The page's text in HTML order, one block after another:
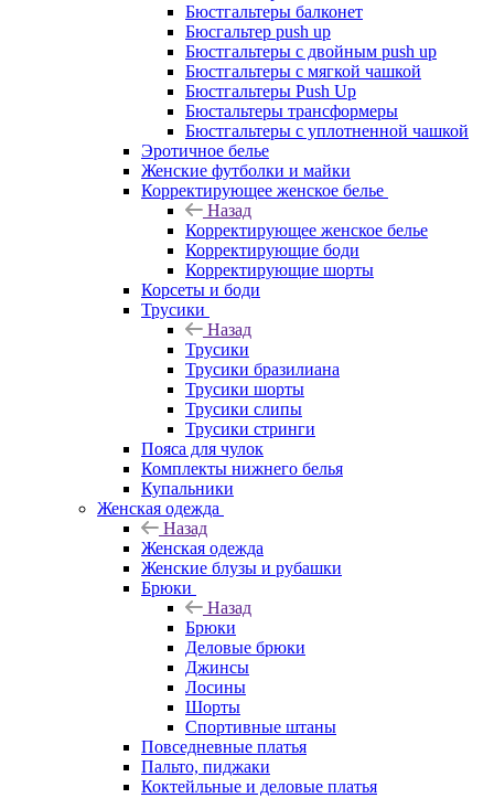
Бюстгальтеры балконет
Бюсгальтер push up
Бюстгальтеры с двойным push up
Бюстгальтеры с мягкой чашкой
Бюстгальтеры Push Up
Бюстальтеры трансформеры
Бюстгальтеры с уплотненной чашкой
Эротичное белье
Женские футболки и майки
Корректирующее женское белье
Назад
Корректирующее женское белье
Корректирующие боди
Корректирующие шорты
Корсеты и боди
Трусики
Назад
Трусики
Трусики бразилиана
Трусики шорты
Трусики слипы
Трусики стринги
Пояса для чулок
Комплекты нижнего белья
Купальники
Женская одежда
Назад
Женская одежда
Женские блузы и рубашки
Брюки
Назад
Брюки
Деловые брюки
Джинсы
Лосины
Шорты
Спортивные штаны
Повседневные платья
Пальто, пиджаки
Коктейльные и деловые платья